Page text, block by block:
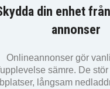
din enhet
annonser
Onlineannonser gör
sämre. De
långsam